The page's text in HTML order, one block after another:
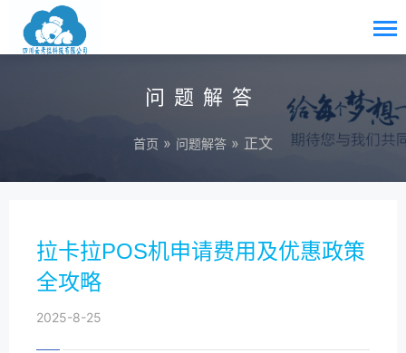
问题解答
首页 » 问题解答 » 正文
拉卡拉POS机申请费用及优惠政策
全攻略
2025-8-25